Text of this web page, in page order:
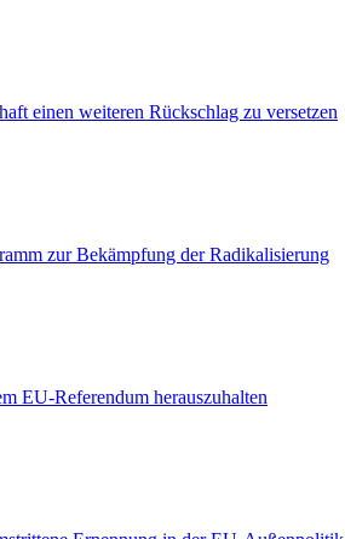
einen weiteren Rückschlag zu versetzen
zur Bekämpfung der Radikalisierung
EU-Referendum herauszuhalten